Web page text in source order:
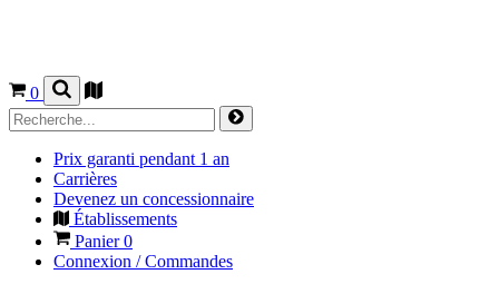
0
Prix garanti pendant 1 an
Carrières
Devenez un concessionnaire
Établissements
Panier0
Connexion / Commandes